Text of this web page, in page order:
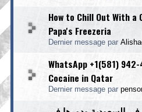
How to Chill Out With a
Papa's Freezeria
Dernier message par
WhatsApp +1(581)
Cocaine in Qatar
Dernier message par